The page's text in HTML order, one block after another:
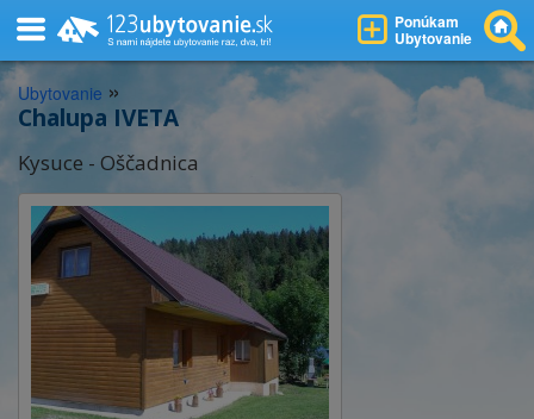
Ponúkam
Ubytovanie
Ubytovanie »
Chalupa IVETA
Kysuce - Oščadnica